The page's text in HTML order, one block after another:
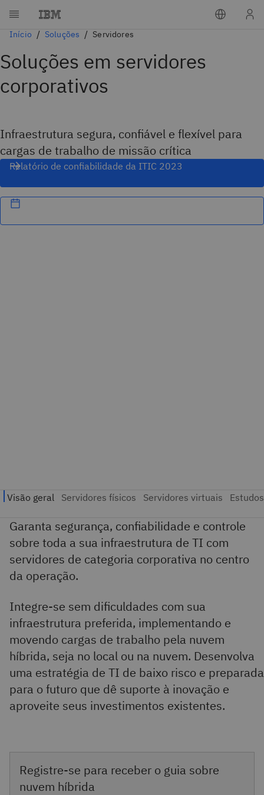
Início Soluções Servidores
Soluções em servidores
corporativos
Infraestrutura segura, confiável e flexível para
cargas de trabalho de missão crítica
Relatório de confiabilidade da ITIC 2023
Garanta segurança, confiabilidade e controle
sobre toda a sua infraestrutura de TI com
servidores de categoria corporativa no centro
da operação.
Integre-se sem dificuldades com sua
infraestrutura preferida, implementando e
movendo cargas de trabalho pela nuvem
híbrida, seja no local ou na nuvem. Desenvolva
uma estratégia de TI de baixo risco e preparada
para o futuro que dê suporte à inovação e
aproveite seus investimentos existentes.
Registre-se para receber o guia sobre
nuvem híbrida